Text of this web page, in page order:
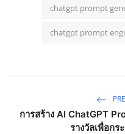
chatgpt prompt
chatgpt prompt
การสร้าง AI ChatGPT
รางวัลเพื่อก